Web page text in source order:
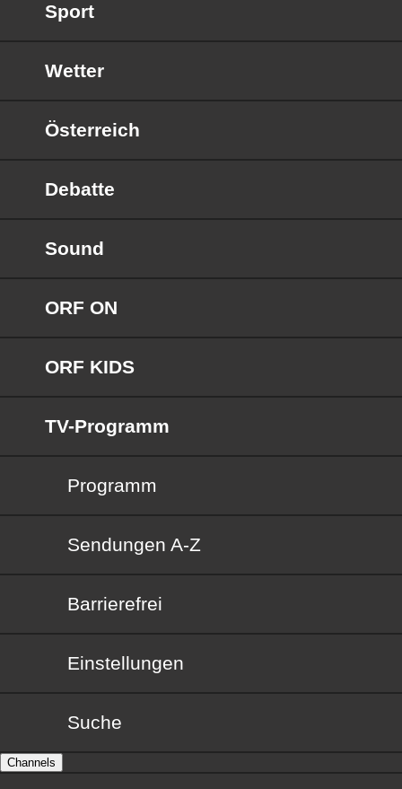
Sport
Wetter
Österreich
Debatte
Sound
ORF ON
ORF KIDS
TV-Programm
Programm
Sendungen von A bis Z
Sendungen A-Z
Barrierefrei
Barrierefrei
Einstellungen
Suche
Channels